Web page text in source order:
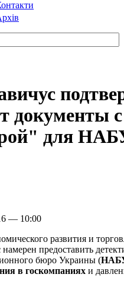
документы с
для
— 10:00
развития и
намерен предоставить
бюро Украины (
в госкомпаниях и